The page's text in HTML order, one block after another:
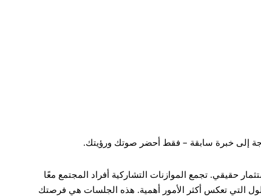
إلى خبرة سابقة – فقط أحضر صوتك ورؤيتك.
حقيقي. تجمع الموازنات التشاركية أفراد المجتمع معًا
التي تعكس أكثر الأمور أهمية. هذه الجلسات هي فرصتك